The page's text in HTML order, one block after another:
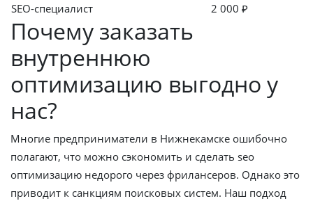
SEO-специалист 2 000 ₽
Почему заказать
внутреннюю
оптимизацию выгодно у
нас?
Многие предприниматели в Нижнекамске ошибочно
полагают, что можно сэкономить и сделать seo
оптимизацию недорого через фрилансеров. Однако это
приводит к санкциям поисковых систем. Наш подход